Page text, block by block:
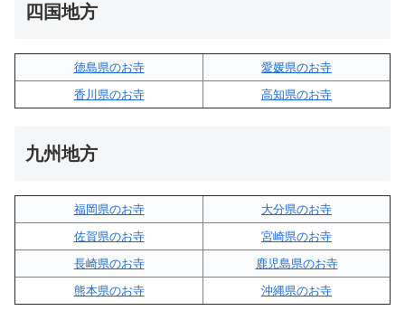
四国地方
徳島県のお寺
愛媛県のお寺
香川県のお寺
高知県のお寺
九州地方
福岡県のお寺
大分県のお寺
佐賀県のお寺
宮崎県のお寺
長崎県のお寺
鹿児島県のお寺
熊本県のお寺
沖縄県のお寺